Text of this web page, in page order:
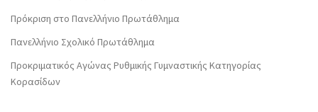
Πρόκριση στο Πανελλήνιο Πρωτάθλημα
Πανελλήνιο Σχολικό Πρωτάθλημα
Προκριματικός Αγώνας Ρυθμικής Γυμναστικής Κατηγορίας
Κορασίδων